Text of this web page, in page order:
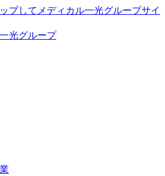
プしてメディカル一光グループサイ